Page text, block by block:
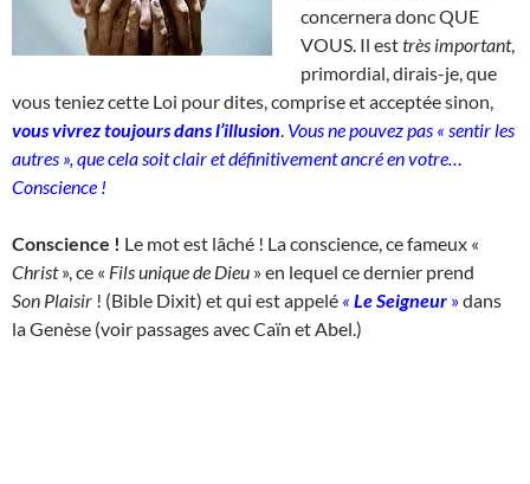
concernera donc QUE
VOUS. Il esttrès important,
primordial, dirais-je, que
vous teniez cette Loi pour dites, comprise et acceptée sinon,
vous vivrez toujours dans l’illusion Vous ne pouvez pas « sentir les
autres », que cela soit clair et définitivement ancré en votre…
Conscience !
Conscience ! Le mot est lâché ! La conscience, ce fameux «
Christ», ce « Fils unique de Dieu » en lequel ce dernier prend
Son Plaisir ! (Bible Dixit) et qui est appelé « Le Seigneur »dans
la Genèse (voir passages avec Caïn et Abel.)